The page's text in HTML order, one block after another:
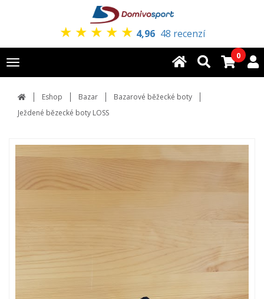
★ ★ ★ ★ ★ 4,96 48 recenzí
Toggle
navigation
0
Eshop Bazar
Bazarové běžecké boty
Ježdené bězecké boty LOSS